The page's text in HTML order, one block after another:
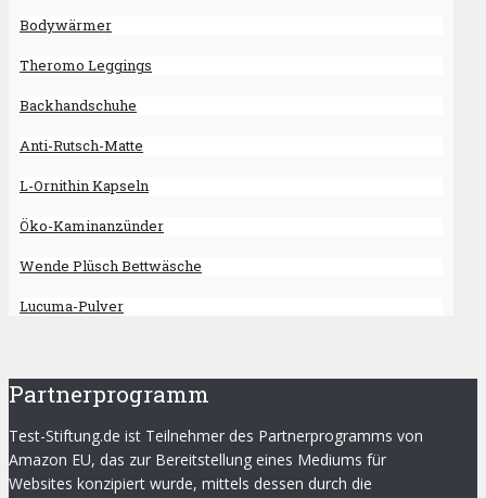
Bodywärmer
Theromo Leggings
Backhandschuhe
Anti-Rutsch-Matte
L-Ornithin Kapseln
Öko-Kaminanzünder
Wende Plüsch Bettwäsche
Lucuma-Pulver
Partnerprogramm
Test-Stiftung.de ist Teilnehmer des Partnerprogramms von
Amazon EU, das zur Bereitstellung eines Mediums für
Websites konzipiert wurde, mittels dessen durch die